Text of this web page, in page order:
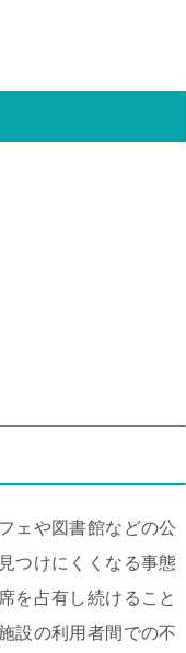
ェや図書館などの公
つけにくくなる事態
を占有し続けること
設の利用者間での不